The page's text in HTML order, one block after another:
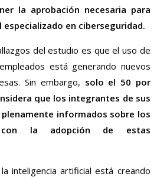
la aprobación necesaria para
en ciberseguridad.
del estudio es que el uso de
está generando nuevos
Sin embargo, solo el 50 por
que los integrantes de sus
informados sobre los
con la adopción de estas
inteligencia artificial está creando